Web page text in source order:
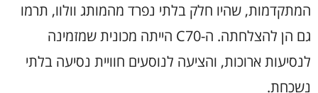
המתקדמות, שהיו חלק בלתי נפרד מהמותג וולוו, תרמו
גם הן להצלחתה. ה-C70 הייתה מכונית שמזמינה
לנסיעות ארוכות, והציעה לנוסעים חוויית נסיעה בלתי
נשכחת.